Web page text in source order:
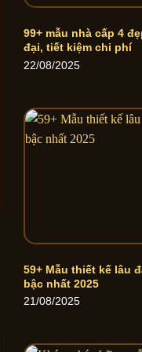
99+ mẫu nhà cấp 4
đại, tiết kiệm chi phí
22/08/2025
59+ Mẫu thiết kế lâu
bậc nhất 2025
21/08/2025